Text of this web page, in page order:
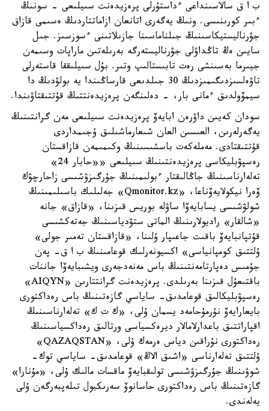
ب ا ق سالاسىنداعى ءداستۇرلى پرەزيدەنت سىيلىعى - سونىڭ
ءبىر كورىنىسى. ونىڭ يەگەرى اتانعان ازاماتتاردىڭ ەسىمى قازاق
جۋرناليستيكاسىنىڭ جىلناماسىنا جازىلاتىنى ءسوزسىز. جىل
سايىن ەڭ تاڭداۋلى جۋرناليستەرگە بەرىلەتىن ماراپات وسىمەن
جيىرما بەسىنشى رەت تابىستالىپ وتىر. بۇل سىيلىققا قاستەرلى
تاۋەلسىزدىگىمىزدىڭ 30 جىلدىعى قارساڭىندا يە بولۋدىڭ دا
سيمۆولدىق ءمانى بار، - دەلىنگەن پرەزيدەنتتىڭ قۇتتىقتاۋىندا.
سودان كەيىن داۋرەن ابايەۆ پرەزيدەنت سىيلىعى مەن گرانتىنىڭ
يەگەرلەرىن، العىسىن العان شىعارماشىلىق ۇجىمداردى
قۇتتىقتادى. مەملەكەت باسشىسىنىڭ وكىمىمەن قازاقستان
رەسپۋبليكاسى پرەزيدەنتىنىڭ سىيلىعى ««حابار 24»
تەلەارناسىنىڭ جاڭالىقتار ءبولىمىنىڭ جۇرگىزۋشىسى زاحارچۋك
ۆەرا نيكولايەۆناعا، «Qmonitor.kz» جەلىلىك باسىلىمىنىڭ
شولۋشىسى يسابايەۆا ساۋلە بوريس قىزىنا، «قازاق» جانە
«شالقار» راديولارىنىڭ الماتى ستۋدياسىنىڭ جەتەكشىسى
قۇتپانبايەۆ باقىت جاعىپار ۇلىنا، «قازاقستان تەمىر جولى»
ۇلتتىق كومپانياسى» اكسيونەرلىك قوعامىنىڭ ب ا ق- پەن
جۇمىس دەپارتامەنتىنىڭ باس مەنەدجەرى ويشىبايەۆا جاننات
باقتىعۇل قىزىنا بەرىلدى. پرەزيدەنت گرانتتارىن «AIQYN»
رەسپۋبليكالىق قوعامدىق- ساياسي گازەتىنىڭ باس رەداكتورى
بايعارايەۆ نۇرمۇحامەد يسمان ۇلى، «ك ت ك» تەلەارناسىنىڭ
اقپاراتتىق باعدارلامالار ديرەكسياسى ورتالىق رەداكسياسىنىڭ
رەداكتورى نۇراقىن دياس ەرمەك ۇلى، «QAZAQSTAN»
ۇلتتىق تەلەارناسى «اشىق الاڭ» قوعامدىق- ساياسي توك-
شوۋىنىڭ جۇرگىزۋشىسى تولىقبايەۆ ماقسات مالىك ۇلى، «مۇنارا»
گازەتىنىڭ باس رەداكتورى حاسانوۆ سەرىكبول تىلەپبەرگەن ۇلى
يەلەندى.